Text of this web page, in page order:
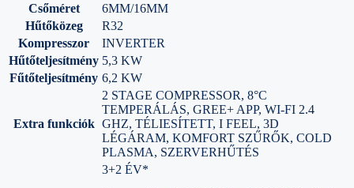
Csőméret
6MM/16MM
Hűtőközeg
R32
Kompresszor
INVERTER
Hűtőteljesítmény 5,3 KW
Fűtőteljesítmény 6,2 KW
Extra funkciók
2 STAGE COMPRESSOR, 8°C
TEMPERÁLÁS, GREE+ APP, WI-FI 2.4
GHZ, TÉLIESÍTETT, I FEEL, 3D
LÉGÁRAM, KOMFORT SZŰRŐK, COLD
PLASMA, SZERVERHŰTÉS
3+2 ÉV*